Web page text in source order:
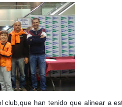
han tenido que alinear a